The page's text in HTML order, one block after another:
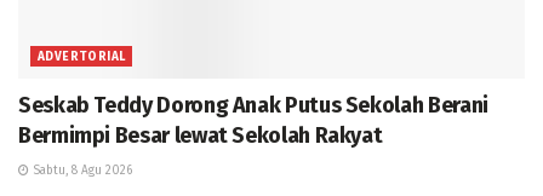
ADVERTORIAL
Seskab Teddy Dorong Anak Putus Sekolah Berani
Bermimpi Besar lewat Sekolah Rakyat
Sabtu, 8 Agu 2026